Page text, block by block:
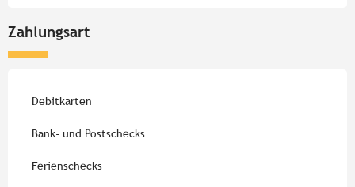
Zahlungsart
Debitkarten
Bank- und Postschecks
Ferienschecks